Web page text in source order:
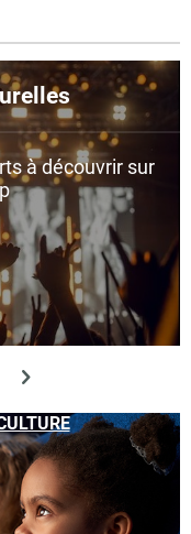
à découvrir sur